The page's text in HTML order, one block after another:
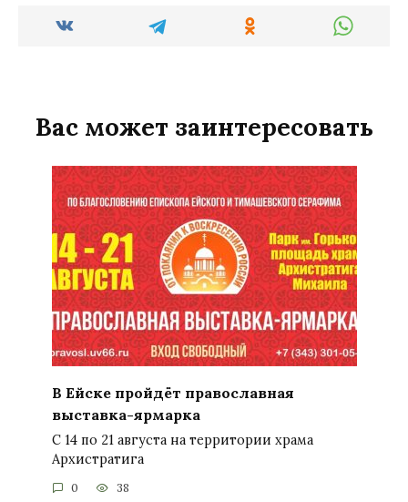
Вас может заинтересовать
В Ейске пройдёт православная
выставка-ярмарка
С 14 по 21 августа на территории храма
Архистратига
0 38